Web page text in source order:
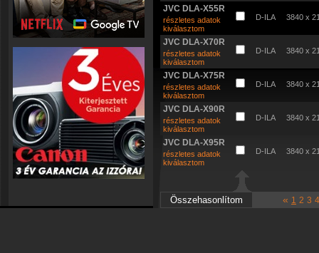
JVC DLA-X55R
részletes adatok
kiválasztom
D-ILA 3840 x
JVC DLA-X70R
részletes adatok
kiválasztom
D-ILA 3840 x
JVC DLA-X75R
részletes adatok
kiválasztom
D-ILA 3840 x
JVC DLA-X90R
részletes adatok
kiválasztom
D-ILA 3840 x
JVC DLA-X95R
részletes adatok
kiválasztom
D-ILA 3840 x
« 1 2 3 4